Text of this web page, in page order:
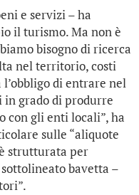
e servizi – ha
il turismo. Ma non è
bisogno di ricerca
nel territorio, costi
di entrare nel
grado di produrre
con gli enti locali”, ha
sulle “aliquote
strutturata per
bavetta –